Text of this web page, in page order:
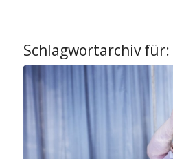
Schlagwortarchiv für: